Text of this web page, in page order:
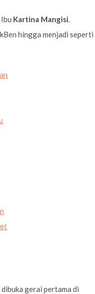
Kartina Mangisi.
hingga menjadi seperti
gerai pertama di